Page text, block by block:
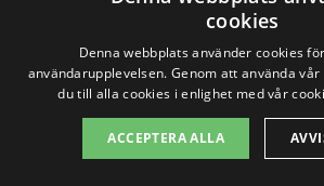
Sök efter en
professionell för
asfaltering i
cookies
Denna webbplats använder cookies
användarupplevelsen. Genom att använda
du till alla cookies i enlighet med vår
ACCEPTERA ALLA